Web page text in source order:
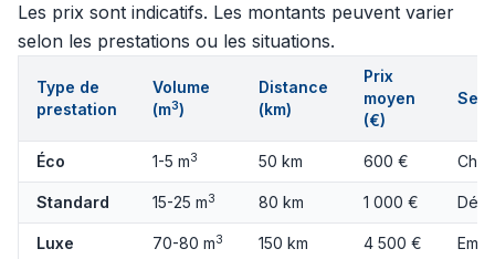
Les prix sont indicatifs. Les montants peuvent varier
selon les prestations ou les situations.
Type de
prestation
Volume
(m3)
Distance
(km)
Prix
moyen
(€)
Éco 1-5 m3 50 km 600 €
Standard 15-25 m3 80 km 1 000 €
Luxe 70-80 m3 150 km 4 500 €